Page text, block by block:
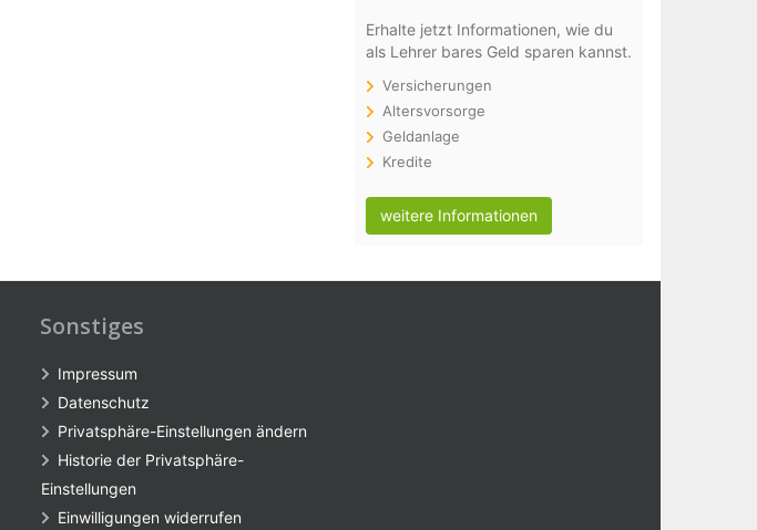
Erhalte jetzt Informationen, wie du
als Lehrer bares Geld sparen kannst.
Versicherungen
Altersvorsorge
Geldanlage
Kredite
weitere Informationen
Sonstiges
Impressum
Datenschutz
Privatsphäre-Einstellungen ändern
Historie der Privatsphäre-
Einstellungen
Einwilligungen widerrufen